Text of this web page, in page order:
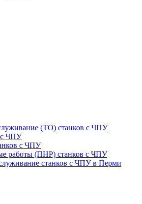
(ТО) станков с ЧПУ
с ЧПУ
с ЧПУ
работы (ПНР) станков с ЧПУ
станков с ЧПУ в Перми